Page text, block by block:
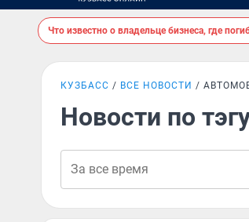
Что известно о владельце бизнеса, где
КУЗБАСС ВСЕ НОВОСТИ
Новости по